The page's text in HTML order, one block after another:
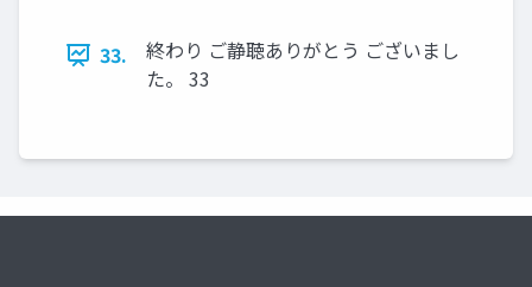
33.
終わり ご静聴ありがとう ございまし
た。 33